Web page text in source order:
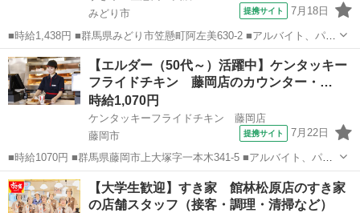
みどり市
提携サイト 7月18日
■時給1,438円 ■群馬県みどり市笠懸町阿左美630-2 ■アルバイト、パー
ト ■履歴書不要、未経験歓迎、大学生歓迎、主婦・主夫歓迎、フリー
ター歓迎、ミドル（40代～）活躍中、エルダー（50代～）活躍中、シ
ニア（60代～）...
群馬 みどり市 ファーストフード
【エルダー（50代～）活躍中】ケンタッキー
フライドチキン 藤岡店のカウンター・…
時給1,070円
ケンタッキーフライドチキン 藤岡店
藤岡市
提携サイト 7月22日
■時給1070円 ■群馬県藤岡市上大塚字一本木341-5 ■アルバイト、パー
ト ■未経験歓迎、高校生OK、フリーター歓迎、ミドル（40代～）活躍
中、エルダー（50代～）活躍中、シニア（60代～）活躍中、ボーナ
ス・賞与あり、昇...
群馬 藤岡市 ファーストフード
【大学生歓迎】すき家 館林松原店のすき家
の店舗スタッフ（接客・調理・清掃など）